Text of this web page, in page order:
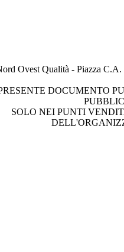
Ovest Qualità - Piazza
DOCUMENTO
SOLO NEI PUNTI